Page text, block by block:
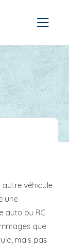
véhicule
une
auto ou RC
que
mais pas